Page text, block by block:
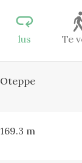
lus Te
Oteppe
169.3 m